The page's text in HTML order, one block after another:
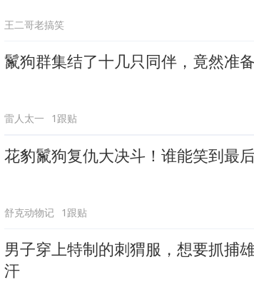
王二哥老搞笑
鬣狗群集结了十几只同伴，竟然准
雷人太一 1跟贴
花豹鬣狗复仇大决斗！谁能笑到最后
舒克动物记 1跟贴
男子穿上特制的刺猬服，想要抓捕
汗